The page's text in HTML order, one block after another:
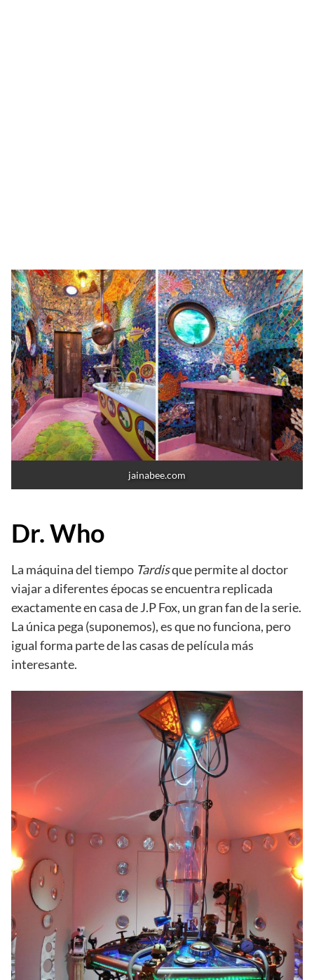
jainabee.com
Dr. Who
La máquina del tiempo Tardisque permite al doctor
viajar a diferentes épocas se encuentra replicada
exactamente en casa de J.P Fox, un gran fan de la serie.
La única pega (suponemos), es que no funciona, pero
igual forma parte de las casas de película más
interesante.